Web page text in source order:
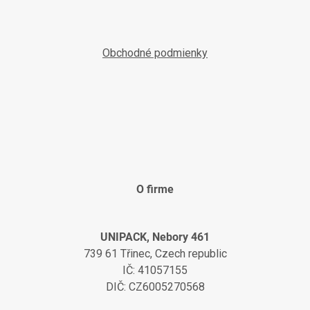
Obchodné podmienky
O firme
UNIPACK, Nebory 461
739 61 Třinec, Czech republic
IČ: 41057155
DIČ: CZ6005270568